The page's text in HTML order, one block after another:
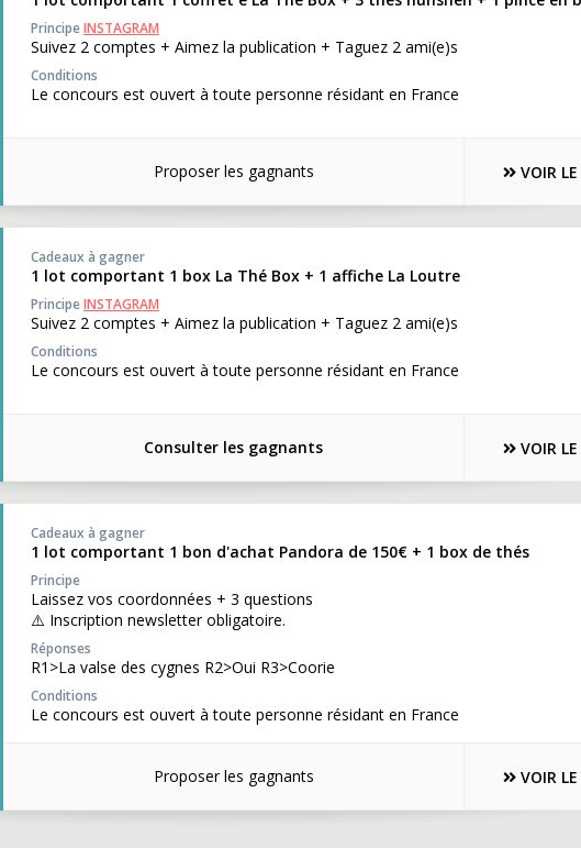
PrincipeINSTAGRAM
Suivez 2 comptes + Aimez la publication + Taguez 2 ami(e)s
Conditions
Le concours est ouvert à toute personne résidant en France
Proposer les gagnants VOIR
Cadeaux à gagner
1 lot comportant 1 box La Thé Box + 1 affiche La Loutre
PrincipeINSTAGRAM
Suivez 2 comptes + Aimez la publication + Taguez 2 ami(e)s
Conditions
Le concours est ouvert à toute personne résidant en France
Consulter les gagnants VOIR
Cadeaux à gagner
1 lot comportant 1 bon d'achat Pandora de 150€ + 1 box de thés
Principe
Laissez vos coordonnées + 3 questions
⚠️ Inscription newsletter obligatoire.
Réponses
R1>La valse des cygnes R2>Oui R3>Coorie
Conditions
Le concours est ouvert à toute personne résidant en France
Proposer les gagnants VOIR